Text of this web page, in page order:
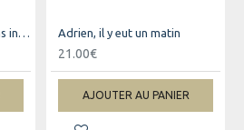
3000 citations inspirations inspirantes pour changer votre vie Adrien, il y eut un matin
21.00€
AJOUTER AU PANIER